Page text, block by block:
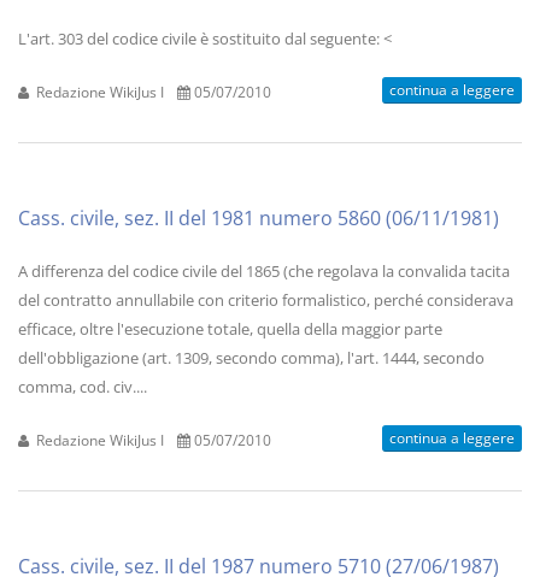
L'art. 303 del codice civile è sostituito dal seguente: <
Redazione WikiJus I 05/07/2010 continua a leggere
Cass. civile, sez. II del 1981 numero 5860 (06/11/1981)
A differenza del codice civile del 1865 (che regolava la convalida tacita
del contratto annullabile con criterio formalistico, perché considerava
efficace, oltre l'esecuzione totale, quella della maggior parte
dell'obbligazione (art. 1309, secondo comma), l'art. 1444, secondo
comma, cod. civ....
Redazione WikiJus I 05/07/2010 continua a leggere
Cass. civile, sez. II del 1987 numero 5710 (27/06/1987)